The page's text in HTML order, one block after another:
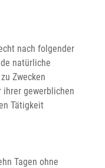
nach folgender
natürliche
Zwecken
ihrer gewerblichen
Tätigkeit
Tagen ohne